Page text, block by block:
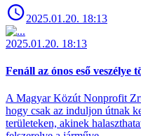
2025.01.20. 18:13
2025.01.20. 18:13
Fenáll az ónos eső veszélye
A Magyar Közút Nonprofit
hogy csak az induljon útnak
területeken, akinek